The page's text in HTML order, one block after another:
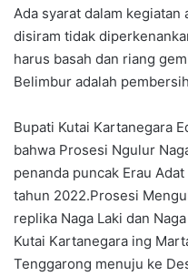
Ada syarat dalam kegiatan
disiram tidak
harus basah dan riang
Belimbur adalah
Bupati Kutai Kartanegara
bahwa Prosesi Ngulur
penanda puncak Erau
tahun 2022.Prosesi
replika Naga Laki dan
Kutai Kartanegara ing
Tenggarong menuju ke